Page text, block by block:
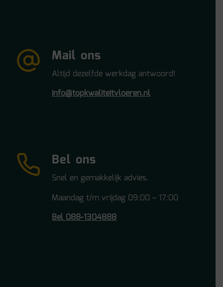
Mail ons
Altijd dezelfde werkdag antwoord!
info@topkwaliteitvloeren.nl
Bel ons
Snel en gemakkelijk advies.
Maandag t/m vrijdag 09:00 – 17:00
Bel 088-1304888